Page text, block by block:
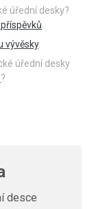
úřední desky?
vývěsky.
úřední desky
?
desce